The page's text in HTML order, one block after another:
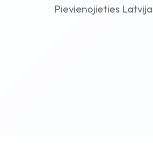
Pievienojieties